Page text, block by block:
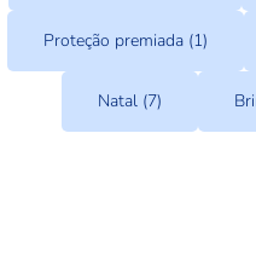
Proteção premiada (1)
Natal (7)